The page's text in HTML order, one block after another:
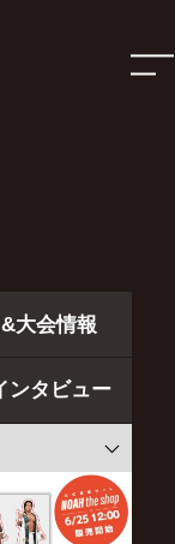
大会情報
ンタビュー